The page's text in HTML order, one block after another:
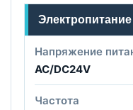
Электропитание
Напряжение
AC/DC24V
Частота